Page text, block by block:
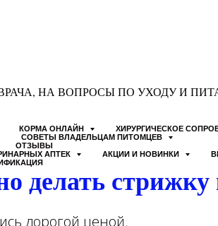
КОРМА ОНЛАЙН
ХИРУРГИЧЕСКОЕ
СОВЕТЫ ВЛАДЕЛЬЦАМ ПИТОМЦЕВ
ОТЗЫВЫ
АПТЕК
АКЦИИ И НОВИНКИ
НА ВОПРОСЫ ПО УХОДУ И
делать
дорогой ценой.